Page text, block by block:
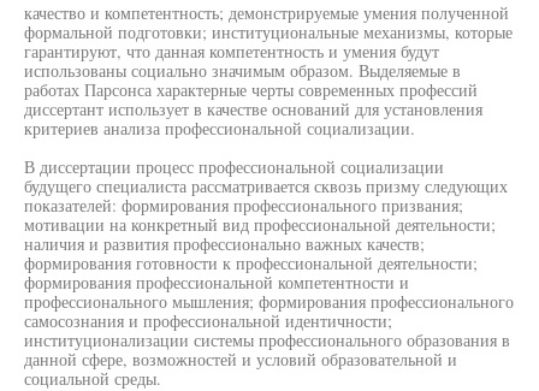
качество и компетентность; демонстрируемые умения полученной
формальной подготовки; институциональные механизмы, которые
гарантируют, что данная компетентность и умения будут
использованы социально значимым образом. Выделяемые в
работах Парсонса характерные черты современных профессий
диссертант использует в качестве оснований для установления
критериев анализа профессиональной социализации.
В диссертации процесс профессиональной социализации
будущего специалиста рассматривается сквозь призму следующих
показателей: формирования профессионального призвания;
мотивации на конкретный вид профессиональной деятельности;
наличия и развития профессионально важных качеств;
формирования готовности к профессиональной деятельности;
формирования профессиональной компетентности и
профессионального мышления; формирования профессионального
самосознания и профессиональной идентичности;
институционализации системы профессионального образования в
данной сфере, возможностей и условий образовательной и
социальной среды.